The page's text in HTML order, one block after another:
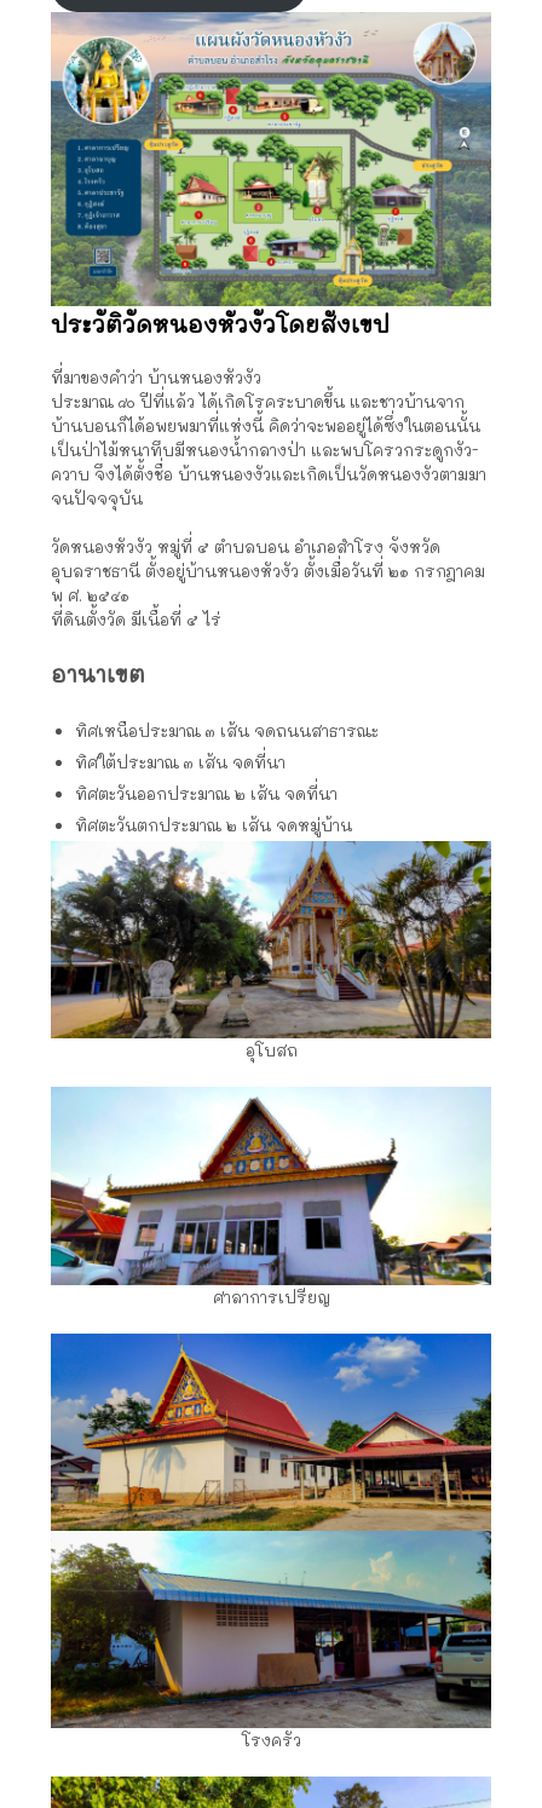
ประวัติวัดหนองหัวงัวโดยสังเขป
ที่มาของคำว่า บ้านหนองหัวงัว
ประมาณ ๘๐ ปีที่แล้ว ได้เกิดโรคระบาดขึ้น และชาวบ้านจาก
บ้านบอนก็ได้อพยพมาที่แห่งนี้ คิดว่าจะพออยู่ได้ซึ่งในตอนนั้น
เป็นป่าไม้หนาทึบมีหนองน้ำกลางป่า และพบโครวกระดูกงัว-
ควาบ จึงได้ตั้งชื่อ บ้านหนองงัวและเกิดเป็นวัดหนองงัวตามมา
จนปัจจจุบัน
วัดหนองหัวงัว หมู่ที่ ๕ ตำบลบอน อำเภอสำโรง จังหวัด
อุบลราชธานี ตั้งอยู่บ้านหนองหัวงัว ตั้งเมื่อวันที่ ๒๑ กรกฎาคม
พ ศ. ๒๕๔๑
ที่ดินตั้งวัด มีเนื้อที่ ๕ ไร่
อานาเขต
ทิศเหนือประมาณ ๓ เส้น จดถนนสาธารณะ
ทิศใต้ประมาณ ๓ เส้น จดที่นา
ทิศตะวันออกประมาณ ๒ เส้น จดที่นา
ทิศตะวันตกประมาณ ๒ เส้น จดหมู่บ้าน
อุโบสถ
ศาลาการเปรียญ
โรงครัว